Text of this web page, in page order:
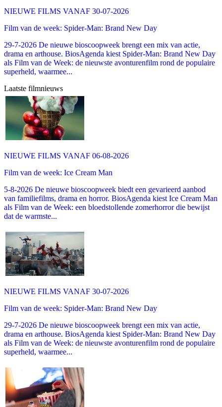
NIEUWE FILMS VANAF 30-07-2026
Film van de week: Spider-Man: Brand New Day
29-7-2026 De nieuwe bioscoopweek brengt een mix van actie,
drama en arthouse. BiosAgenda kiest Spider-Man: Brand New Day
als Film van de Week: de nieuwste avonturenfilm rond de populaire
superheld, waarmee...
Laatste filmnieuws
NIEUWE FILMS VANAF 06-08-2026
Film van de week: Ice Cream Man
5-8-2026 De nieuwe bioscoopweek biedt een gevarieerd aanbod
van familiefilms, drama en horror. BiosAgenda kiest Ice Cream Man
als Film van de Week: een bloedstollende zomerhorror die bewijst
dat de warmste...
NIEUWE FILMS VANAF 30-07-2026
Film van de week: Spider-Man: Brand New Day
29-7-2026 De nieuwe bioscoopweek brengt een mix van actie,
drama en arthouse. BiosAgenda kiest Spider-Man: Brand New Day
als Film van de Week: de nieuwste avonturenfilm rond de populaire
superheld, waarmee...